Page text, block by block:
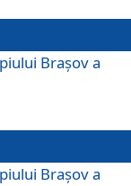
Brașov a
Brașov a